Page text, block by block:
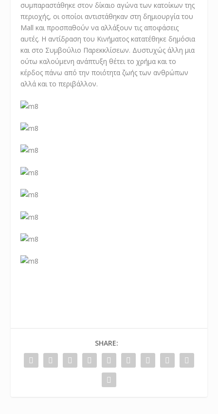
συμπαραστάθηκε στον δίκαιο αγώνα των κατοίκων της
περιοχής, οι οποίοι αντιστάθηκαν στη δημιουργία του
Μall και προσπαθούν να αλλάξουν τις αποφάσεις
αυτές. Η αντίδραση του Κινήματος κατατέθηκε δημόσια
και στο Συμβούλιο Παρεκκλίσεων. Δυστυχώς άλλη μια
ούτω καλούμενη ανάπτυξη θέτει το χρήμα και το
κέρδος πάνω από την ποιότητα ζωής των ανθρώπων
αλλά και το περιβάλλον.
SHARE: